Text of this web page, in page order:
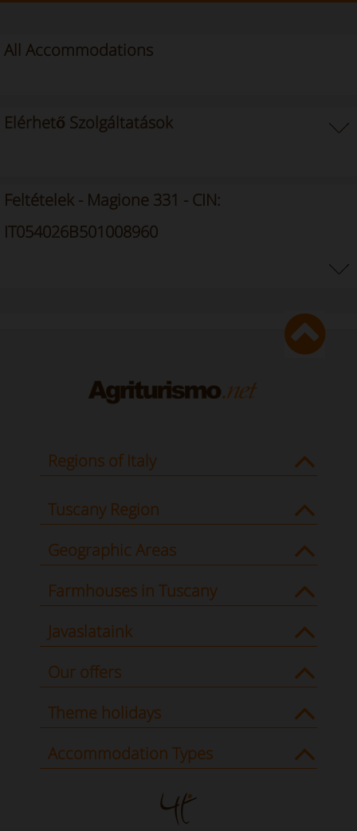
All Accommodations
Elérhető Szolgáltatások
Feltételek - Magione 331 - CIN:
IT054026B501008960
Regions of Italy
Tuscany Region
Geographic Areas
Farmhouses in Tuscany
Javaslataink
Our offers
Theme holidays
Accommodation Types